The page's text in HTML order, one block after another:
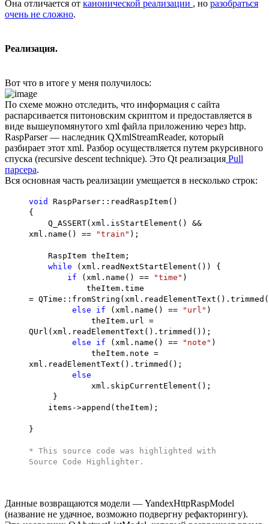
Она отличается от канонической реализации , но разобраться
очень не сложно.
Реализация.
Вот что в итоге у меня получилось:
По схеме можно отследить, что информация с сайта
распарсивается питоновским скриптом и предоставляется в
виде вышеупомянутого xml файла приложению через http.
RaspParser — наследник QXmlStreamReader, который
разбирает этот xml. Разбор осуществляется путем ркурсивного
спуска (recursive descent technique). Это Qt реализация Pull
парсера.
Вся основная часть реализации умещается в несколько строк:
void
RaspParser::readRaspItem()
{
Q_ASSERT(xml.isStartElement() &&
xml.name() ==
"train" );
RaspItem theItem;
while (xml.readNextStartElement()) {
if (xml.name() == "time" )
theItem.time
=
else
if (xml.name() == "url" )
theItem.url =
QUrl(xml.readElementText().trimmed());
else
if (xml.name() == "note" )
theItem.note =
xml.readElementText().trimmed();
else
xml.skipCurrentElement();
}
items->append(theItem);
}
* This source code was highlighted with
Source Code Highlighter .
Данные возвращаются модели — YandexHttpRaspModel
(название не удачное, возможно подвергну рефакторингу).